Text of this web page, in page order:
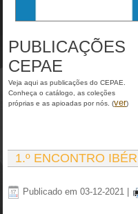
PUBLICAÇÕES
CEPAE
Veja aqui as publicações do CEPAE.
Conheça o catálogo, as coleções
próprias e as apioadas por nós. (ver)
1.º ENCONTRO
Publicado em 03-12-2021